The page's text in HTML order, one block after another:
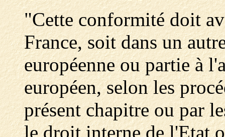
"Cette conformité doit
France, soit dans un
européenne ou partie à
européen, selon les
présent chapitre ou par
le droit interne de l'Etat